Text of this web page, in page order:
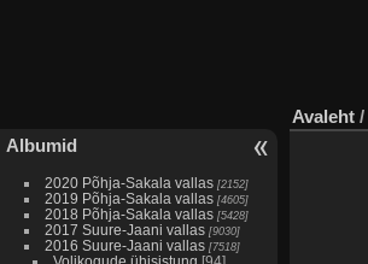
Albumid
2020 Põhja-Sakala vallas [2152]
2019 Põhja-Sakala vallas [4605]
2018 Põhja-Sakala vallas [5428]
2017 Suure-Jaani vallas [9030]
2016 Suure-Jaani vallas [7518]
Volikogude ühisistung [94]
Avaleht /